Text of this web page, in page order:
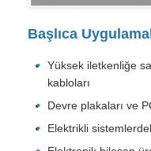
Başlıca
Yüksek iletkenliğe
kabloları
Devre plakaları ve
Elektrikli